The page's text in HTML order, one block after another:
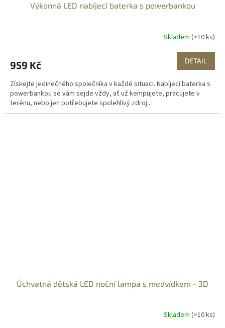
Výkonná LED nabíjecí baterka s powerbankou
Skladem (>10 ks)
959 Kč DETAIL
Získejte jedinečného společníka v každé situaci. Nabíjecí baterka s
powerbankou se vám sejde vždy, ať už kempujete, pracujete v
terénu, nebo jen potřebujete spolehlivý zdroj...
Úchvatná dětská LED noční lampa s medvídkem - 3D
Skladem (>10 ks)